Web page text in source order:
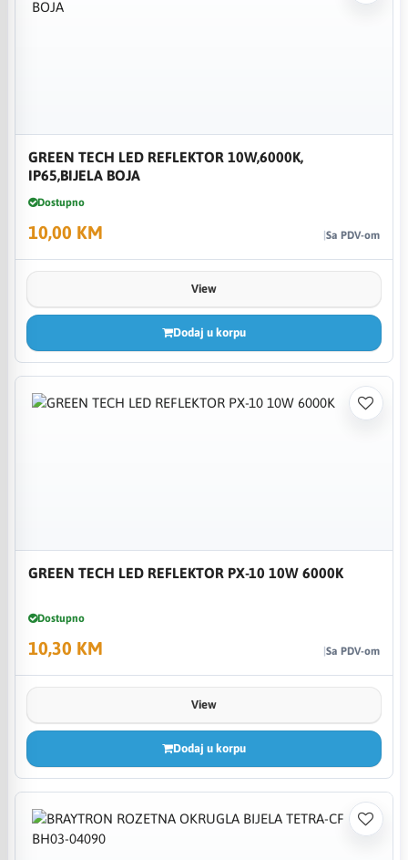
GREEN TECH LED REFLEKTOR 10W,6000K,
IP65,BIJELA BOJA
Dostupno
10,00 KM Sa PDV-om
View
Dodaj u korpu
GREEN TECH LED REFLEKTOR PX-10 10W 6000K
Dostupno
10,30 KM Sa PDV-om
View
Dodaj u korpu